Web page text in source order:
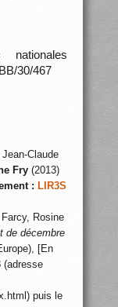
nationales
BB/30/467
Jean-Claude
Fry(2013)
: LIR3S
Rosine
de décembre
[En
(adresse
puis le